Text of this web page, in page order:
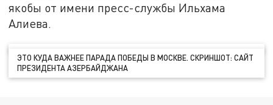
якобы от имени пресс-службы Ильхама
Алиева.
ЭТО КУДА ВАЖНЕЕ ПАРАДА ПОБЕДЫ В МОСКВЕ. СКРИНШОТ: САЙТ
ПРЕЗИДЕНТА АЗЕРБАЙДЖАНА